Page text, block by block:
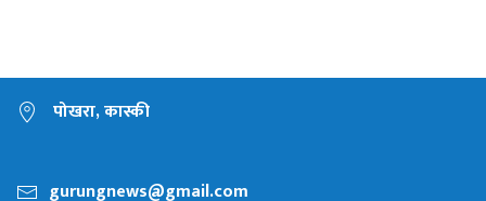
पोखरा, कास्की
gurungnews@gmail.com